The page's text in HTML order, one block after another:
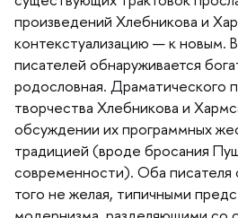
произведений Хлебникова и
контекстуализацию — к новым.
писателей обнаруживается
родословная. Драматического
творчества Хлебникова и
обсуждении их программных
традицией (вроде бросания
современности). Оба писателя
того не желая, типичными